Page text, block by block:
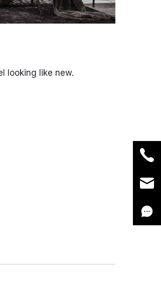
looking like new.